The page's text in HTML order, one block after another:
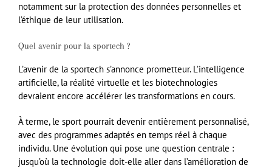
notamment sur la protection des données personnelles et
l’éthique de leur utilisation.
Quel avenir pour la sportech ?
L’avenir de la sportech s’annonce prometteur. L’intelligence
artificielle, la réalité virtuelle et les biotechnologies
devraient encore accélérer les transformations en cours.
À terme, le sport pourrait devenir entièrement personnalisé,
avec des programmes adaptés en temps réel à chaque
individu. Une évolution qui pose une question centrale :
jusqu’où la technologie doit-elle aller dans l’amélioration de